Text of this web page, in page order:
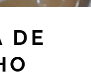
DE